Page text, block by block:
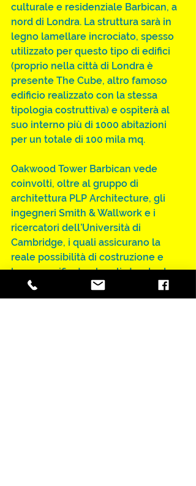
culturale e residenziale Barbican, a
nord di Londra. La struttura sarà in
legno lamellare incrociato, spesso
utilizzato per questo tipo di edifici
(proprio nella città di Londra è
presente The Cube, altro famoso
edificio realizzato con la stessa
tipologia costruttiva) e ospiterà al
suo interno più di 1000 abitazioni
per un totale di 100 mila mq.
Oakwood Tower Barbican vede
coinvolti, oltre al gruppo di
architettura PLP Architecture, gli
ingegneri Smith & Wallwork e i
ricercatori dell’Università di
Cambridge, i quali assicurano la
reale possibilità di costruzione e
hanno verificato che gli standard
anti-incendio previsti sono
addirittura superiori a quelli di un